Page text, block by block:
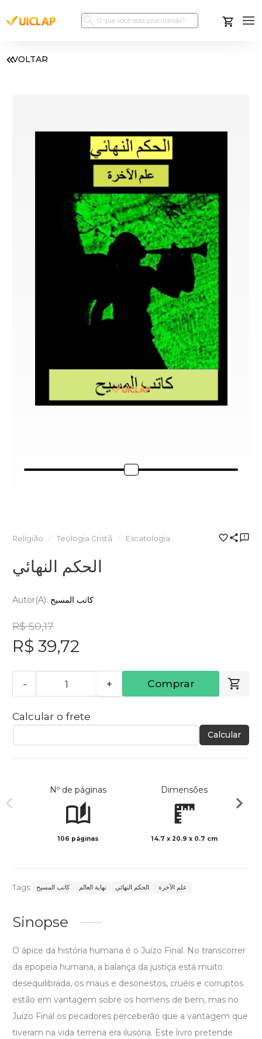
VOLTAR
Religião Teologia Cristã Escatologia
الحكم النهائي
Autor(a): كاتب المسيح
R$ 50,17
R$ 39,72
- + Comprar
Calcular o frete
Calcular
Nº de páginas
106 páginas
Dimensões
14.7 x 20.9 x 0.7 cm
Tags: كاتب المسيح نهاية العالم الحكم النهائي علم الآخرة
Sinopse
O ápice da história humana é o Juízo Final. No transcorrer
da epopeia humana, a balança da justiça está muito
desequilibrada, os maus e desonestos, cruéis e corruptos
estão em vantagem sobre os homens de bem, mas no
Juízo Final os pecadores perceberão que a vantagem que
tiveram na vida terrena era ilusória. Este livro pretende